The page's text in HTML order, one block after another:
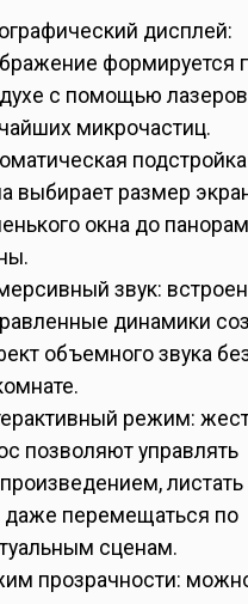
дисплей:
формируется
с помощью
микрочастиц.
выбирает размер
окна до
звук:
динамики
объемного звука
режим:
позволяют управлять
даже перемещаться по
сценам.
прозрачности: